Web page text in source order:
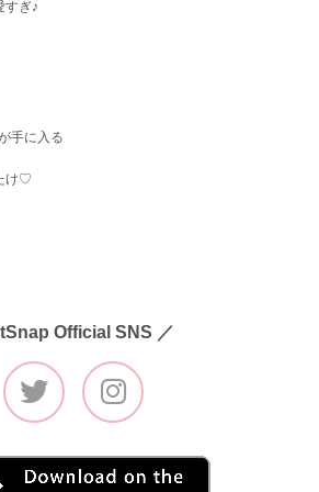
すぎ♪
手に入る
け♡
Official SNS ／